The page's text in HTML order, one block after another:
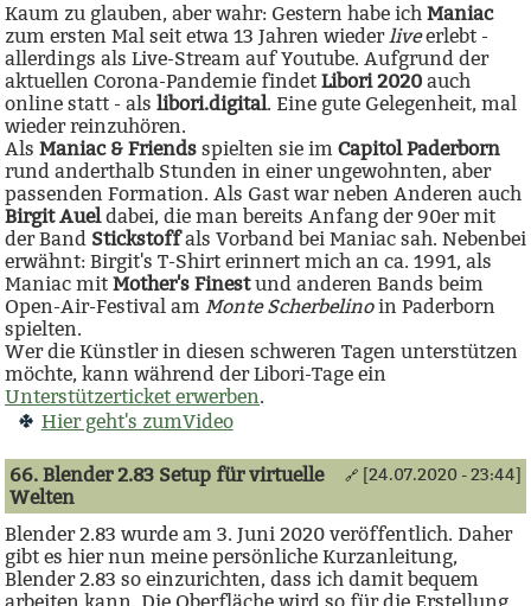
Kaum zu glauben, aber wahr: Gestern habe ich Maniac
zum ersten Mal seit etwa 13 Jahren wieder liveerlebt -
allerdings als Live-Stream auf Youtube. Aufgrund der
aktuellen Corona-Pandemie findet Libori 2020 auch
online statt - als libori.digital. Eine gute Gelegenheit, mal
wieder reinzuhören.
Als Maniac & Friends spielten sie im Capitol Paderborn
rund anderthalb Stunden in einer ungewohnten, aber
passenden Formation. Als Gast war neben Anderen auch
Birgit Aueldabei, die man bereits Anfang der 90er mit
der Band Stickstoffals Vorband bei Maniac sah. Nebenbei
erwähnt: Birgit's T-Shirt erinnert mich an ca. 1991, als
Maniac mit Mother's Finestund anderen Bands beim
Open-Air-Festival am Monte Scherbelinoin Paderborn
spielten.
Wer die Künstler in diesen schweren Tagen unterstützen
möchte, kann während der Libori-Tage ein
Unterstützerticket erwerben.
Hier geht's zumVideo
🔗 [24.07.2020 - 23:44]
66. Blender 2.83 Setup für virtuelle
Welten
Blender 2.83 wurde am 3. Juni 2020 veröffentlich. Daher
gibt es hier nun meine persönliche Kurzanleitung,
Blender 2.83 so einzurichten, dass ich damit bequem